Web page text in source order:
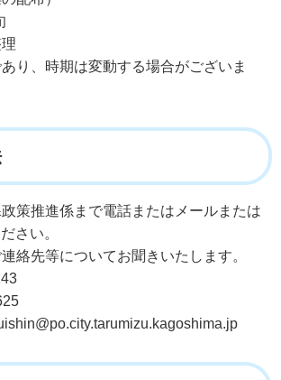
り、時期は変動する場合がございま
策推進係まで電話またはメールまたは
さい。
絡先等についてお聞きいたします。